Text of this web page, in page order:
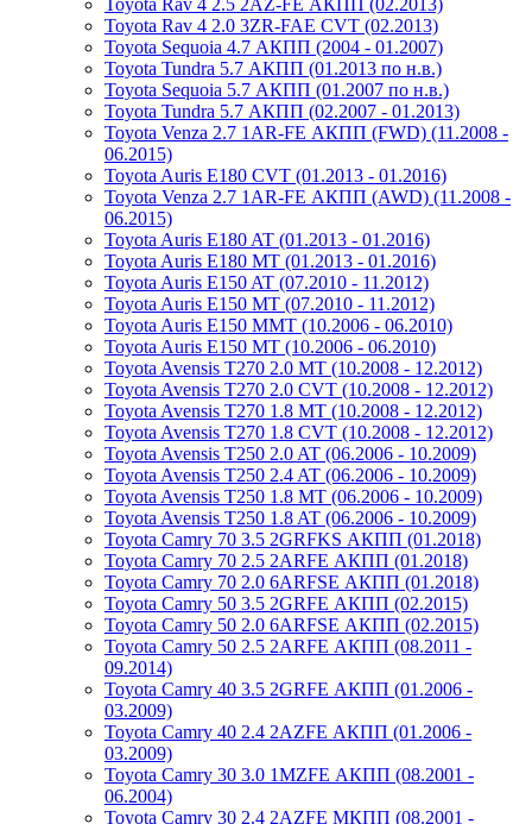
Toyota Rav 4 2.5 2AZ-FE АКПП (02.2013)
Toyota Rav 4 2.0 3ZR-FAE CVT (02.2013)
Toyota Sequoia 4.7 АКПП (2004 - 01.2007)
Toyota Tundra 5.7 АКПП (01.2013 по н.в.)
Toyota Sequoia 5.7 АКПП (01.2007 по н.в.)
Toyota Tundra 5.7 АКПП (02.2007 - 01.2013)
Toyota Venza 2.7 1AR-FE АКПП (FWD) (11.2008 -
06.2015)
Toyota Auris E180 CVT (01.2013 - 01.2016)
Toyota Venza 2.7 1AR-FE АКПП (AWD) (11.2008 -
06.2015)
Toyota Auris E180 AT (01.2013 - 01.2016)
Toyota Auris E180 MT (01.2013 - 01.2016)
Toyota Auris E150 AT (07.2010 - 11.2012)
Toyota Auris E150 MT (07.2010 - 11.2012)
Toyota Auris E150 MMT (10.2006 - 06.2010)
Toyota Auris E150 MT (10.2006 - 06.2010)
Toyota Avensis T270 2.0 MT (10.2008 - 12.2012)
Toyota Avensis T270 2.0 CVT (10.2008 - 12.2012)
Toyota Avensis T270 1.8 MT (10.2008 - 12.2012)
Toyota Avensis T270 1.8 CVT (10.2008 - 12.2012)
Toyota Avensis T250 2.0 AT (06.2006 - 10.2009)
Toyota Avensis T250 2.4 AT (06.2006 - 10.2009)
Toyota Avensis T250 1.8 MT (06.2006 - 10.2009)
Toyota Avensis T250 1.8 AT (06.2006 - 10.2009)
Toyota Camry 70 3.5 2GRFKS АКПП (01.2018)
Toyota Camry 70 2.5 2ARFE АКПП (01.2018)
Toyota Camry 70 2.0 6ARFSE АКПП (01.2018)
Toyota Camry 50 3.5 2GRFE АКПП (02.2015)
Toyota Camry 50 2.0 6ARFSE АКПП (02.2015)
Toyota Camry 50 2.5 2ARFE АКПП (08.2011 -
09.2014)
Toyota Camry 40 3.5 2GRFE АКПП (01.2006 -
03.2009)
Toyota Camry 40 2.4 2AZFE АКПП (01.2006 -
03.2009)
Toyota Camry 30 3.0 1MZFE АКПП (08.2001 -
06.2004)
Toyota Camry 30 2.4 2AZFE МКПП (08.2001 -